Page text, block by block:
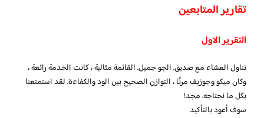
تقارير المتابعين
التقرير الاول
تناول العشاء مع صديق. الجو جميل. القائمة مثالية ، كانت الخدمة رائعة ،
وكان ميكو وجوزيف مرنًا ، التوازن الصحيح بين الود والكفاءة. لقد استمتعنا
بكل ما نحتاجه. مجد!
سوف أعود بالتأكيد